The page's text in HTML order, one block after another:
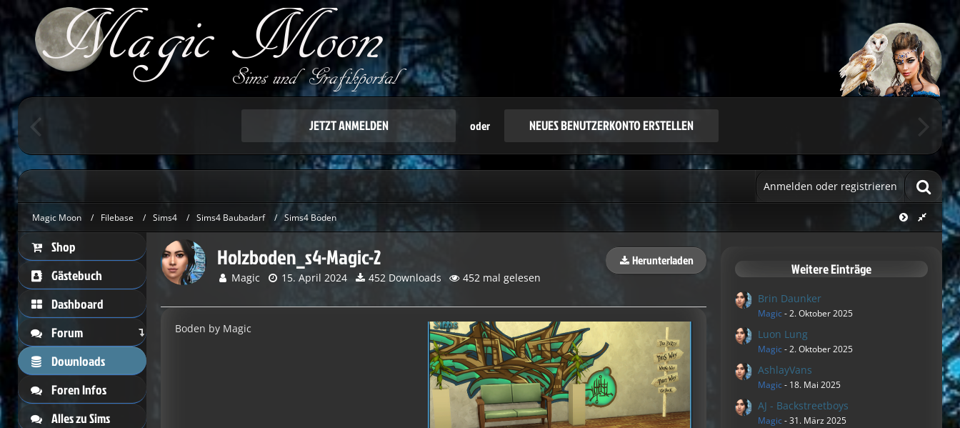
Herzlich Willkommen! Melden Sie sich an oder registrieren Sie sich.
Um schreiben oder kommentieren zu können, benötigen Sie ein Benutzerkonto.
JETZT ANMELDEN oder NEUES BENUTZERKONTO ERSTELLEN
Anmelden oder registrieren
Magic Moon Filebase Sims4 Sims4 Baubadarf Sims4 Böden
Shop
Gästebuch
Dashboard
Forum
Downloads
Foren Infos
Alles zu Sims
Holzboden_s4-Magic-2
Magic 15. April 2024 452 Downloads 452 mal gelesen
Herunterladen
Boden by Magic
Weitere Einträge
Brin Daunker
Magic-2. Oktober 2025
Luon Lung
Magic-2. Oktober 2025
AshlayVans
Magic- 18. Mai 2025
AJ - Backstreetboys
Magic-31. März 2025